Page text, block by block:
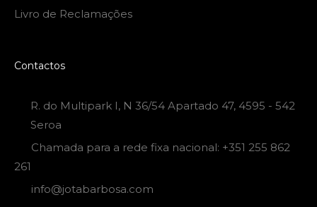
Livro de Reclamações
Contactos
R. do Multipark I, N 36/54 Apartado 47, 4595 - 542
Seroa
Chamada para a rede fixa nacional: +351 255 862
261
info@jotabarbosa.com